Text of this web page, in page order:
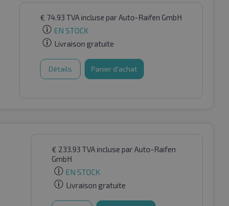
€ 74.93 TVA incluse par Auto-Raifen GmbH
EN STOCK
Livraison gratuite
Détails Panier d'achat
€ 233.93 TVA incluse par Auto-Raifen
GmbH
EN STOCK
Livraison gratuite